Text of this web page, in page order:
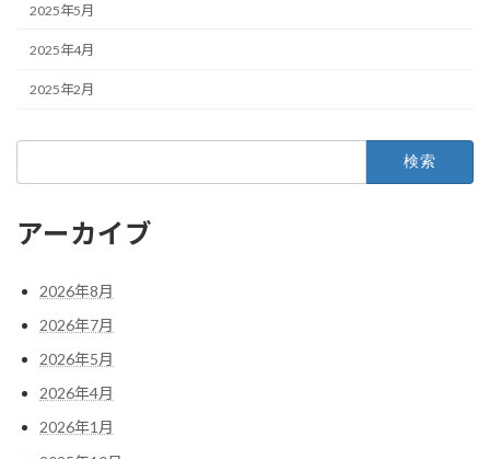
2025年5月
2025年4月
2025年2月
アーカイブ
2026年8月
2026年7月
2026年5月
2026年4月
2026年1月